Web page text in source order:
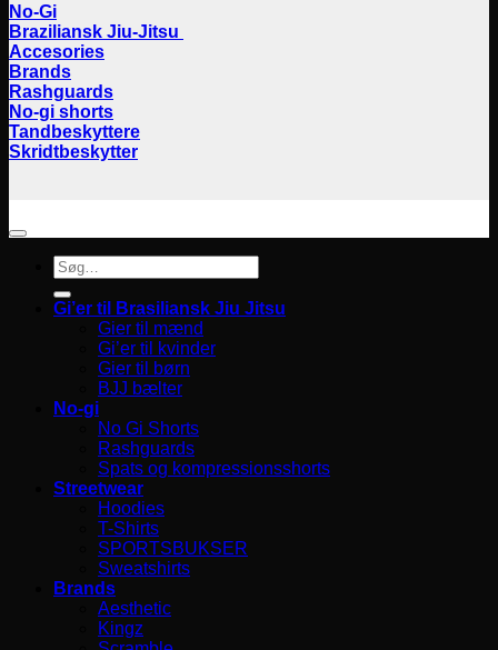
No-Gi
Braziliansk Jiu-Jitsu
Accesories
Brands
Rashguards
No-gi shorts
Tandbeskyttere
Skridtbeskytter
Søg
efter:
Gi’er til Brasiliansk Jiu Jitsu
Gier til mænd
Gi’er til kvinder
Gier til børn
BJJ bælter
No-gi
No Gi Shorts
Rashguards
Spats og kompressionsshorts
Streetwear
Hoodies
T-Shirts
SPORTSBUKSER
Sweatshirts
Brands
Aesthetic
Kingz